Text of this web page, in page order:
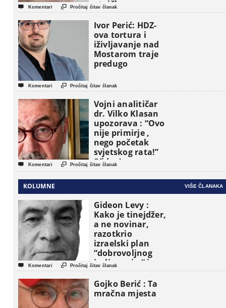
etničke grupe
pojavljuju kao
osnovne
političke jedinice
 Komentari  Pročitaj čitav članak
Ivor Perić: HDZ-
ova tortura i
iživljavanje nad
Mostarom traje
predugo
 Komentari  Pročitaj čitav članak
Vojni analitičar
dr. Vilko Klasan
upozorava : “Ovo
nije primirje ,
nego početak
svjetskog rata!”
(Video)
 Komentari  Pročitaj čitav članak
KOLUMNE VIŠE ČLANAKA
Gideon Levy :
Kako je tinejdžer,
a ne novinar,
razotkrio
izraelski plan
“dobrovoljnog
iseljavanja ” iz
Gaze
 Komentari  Pročitaj čitav članak
Gojko Berić : Ta
mračna mjesta